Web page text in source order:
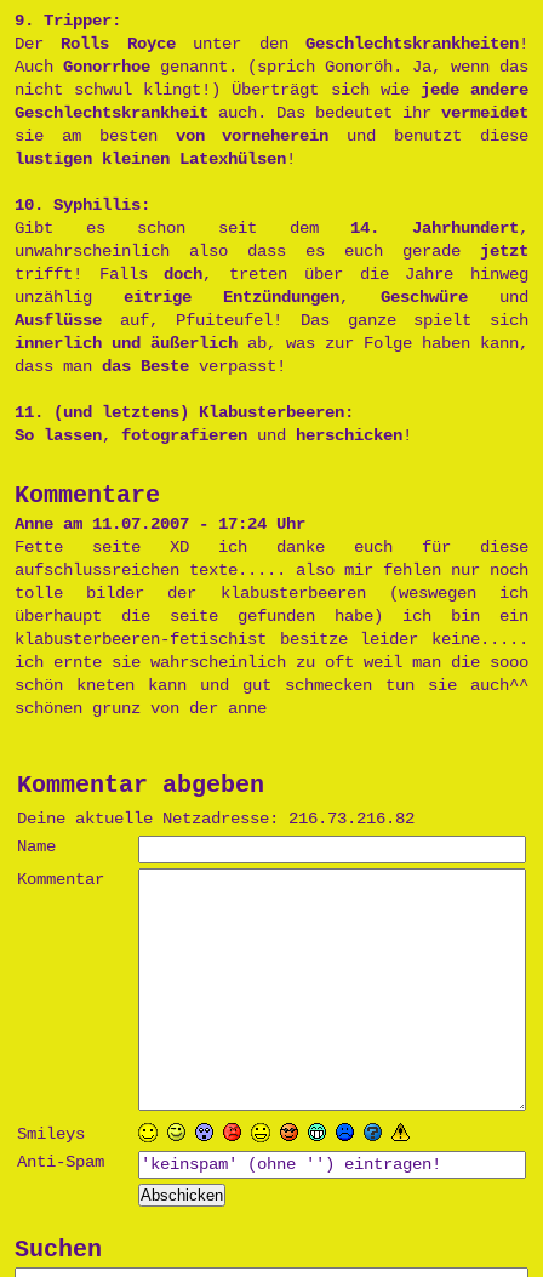
9. Tripper:
Der Rolls Royceunter denGeschlechtskrankheiten!
Auch Gonorrhoe genannt. (sprich Gonoröh. Ja, wenn das
nicht schwul klingt!) Überträgt sich wie jede andere
Geschlechtskrankheit auch. Das bedeutet ihr vermeidet
sie am besten von vorneherein und benutzt diese
lustigen kleinen Latexhülsen!
10. Syphillis:
Gibt es schon seit dem 14. Jahrhundert,
unwahrscheinlich also dass es euch gerade jetzt
trifft! Fallsdoch, treten über die Jahre hinweg
unzählig eitrige Entzündungen, Geschwüre und
Ausflüsse auf, Pfuiteufel! Das ganze spielt sich
innerlich und äußerlich ab, was zur Folge haben kann,
dass man das Beste verpasst!
11. (und letztens) Klabusterbeeren:
So lassen, fotografieren und herschicken!
Kommentare
Anne am 11.07.2007 - 17:24 Uhr
Fette seite XD ich danke euch für diese
aufschlussreichen texte..... also mir fehlen nur noch
tolle bilder der klabusterbeeren (weswegen ich
überhaupt die seite gefunden habe) ich bin ein
klabusterbeeren-fetischist besitze leider keine.....
ich ernte sie wahrscheinlich zu oft weil man die sooo
schön kneten kann und gut schmecken tun sie auch^^
schönen grunz von der anne
Kommentar abgeben
Deine aktuelle Netzadresse: 216.73.216.82
Name
Kommentar
Smileys
Anti-Spam
Suchen